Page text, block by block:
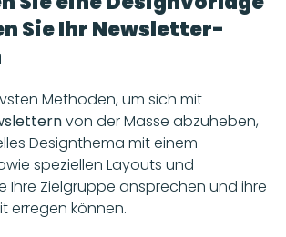
Sie Ihr Newsletter-
von der Masse abzuheben,
Designthema mit einem
speziellen Layouts und
Ihre Zielgruppe ansprechen und ihre
erregen können.